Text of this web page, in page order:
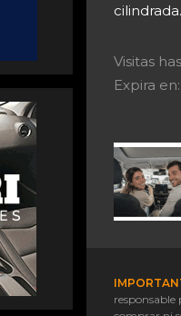
Visitas
Expira en:
responsable